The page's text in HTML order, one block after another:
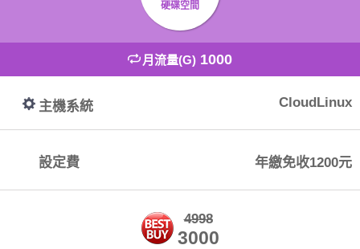
硬碟空間
月流量(G) 1000
主機系統 CloudLinux
設定費 年繳免收1200元
4998
3000